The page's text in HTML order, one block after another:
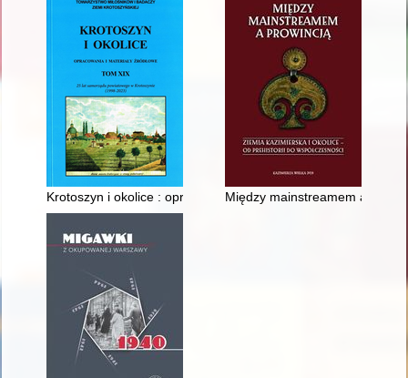
Krotoszyn i okolice : opracowania i materiały źródłowe : praca
Między mainstreamem a